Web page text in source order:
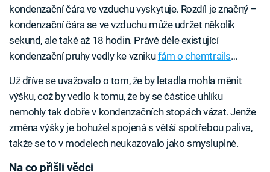
kondenzační čára ve vzduchu vyskytuje. Rozdíl je značný –
kondenzační čára se ve vzduchu může udržet několik
sekund, ale také až 18 hodin. Právě déle existující
kondenzační pruhy vedly ke vznikufám o chemtrails…
Už dříve se uvažovalo o tom, že by letadla mohla měnit
výšku, což by vedlo k tomu, že by se částice uhlíku
nemohly tak dobře v kondenzačních stopách vázat. Jenže
změna výšky je bohužel spojená s větší spotřebou paliva,
takže se to v modelech neukazovalo jako smysluplné.
Na co přišli vědci